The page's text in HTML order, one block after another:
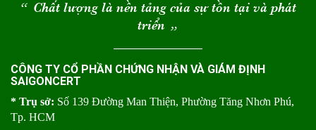
“ Chất lượng là nền tảng của sự tồn tại và phát
triển “
CÔNG TY CỔ PHẦN CHỨNG NHẬN VÀ GIÁM ĐỊNH
SAIGONCERT
* Trụ sở: Số 139 Đường Man Thiện, Phường Tăng Nhơn Phú,
Tp. HCM